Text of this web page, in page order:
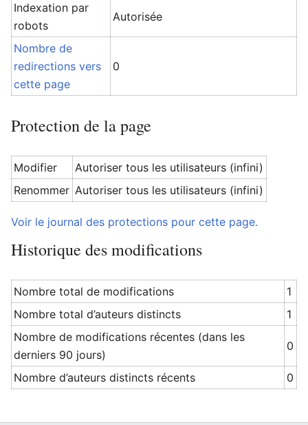
Indexation par
robots
Autorisée
Nombre de
redirections vers
cette page
0
Protection de la page
Modifier
Autoriser tous les utilisateurs (infini)
Renommer Autoriser tous les utilisateurs (infini)
Voir le journal des protections pour cette page.
Historique des modifications
Nombre total de modifications
1
Nombre total d’auteurs distincts
1
Nombre de modifications récentes (dans les
derniers 90 jours)
0
Nombre d’auteurs distincts récents 0